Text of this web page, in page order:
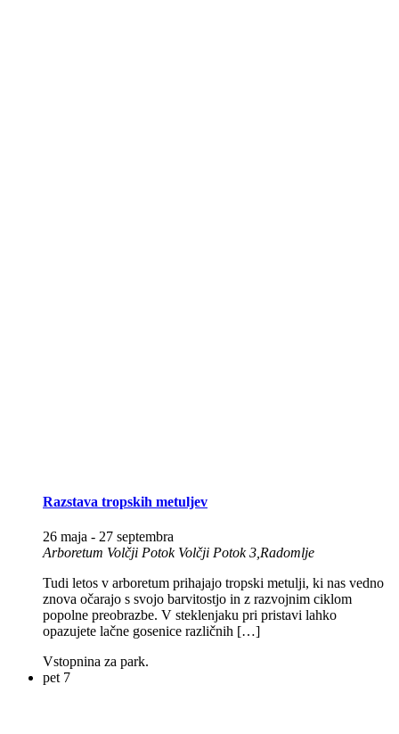
Razstava tropskih metuljev
26 maja - 27 septembra
Arboretum Volčji Potok Volčji Potok 3,Radomlje
Tudi letos v arboretum prihajajo tropski metulji, ki nas vedno
znova očarajo s svojo barvitostjo in z razvojnim ciklom
popolne preobrazbe. V steklenjaku pri pristavi lahko
opazujete lačne gosenice različnih […]
Vstopnina za park.
pet 7